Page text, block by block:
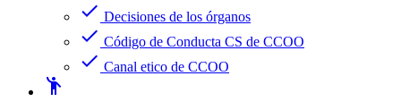
check Decisiones de los órganos
check Código de Conducta CS de CCOO
check Canal etico de CCOO
emoji_people